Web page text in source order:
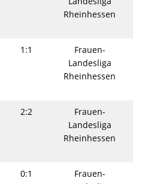
Rheinhessen
1:1
Frauen-
Landesliga
Rheinhessen
2:2
Frauen-
Landesliga
Rheinhessen
0:1
Frauen-